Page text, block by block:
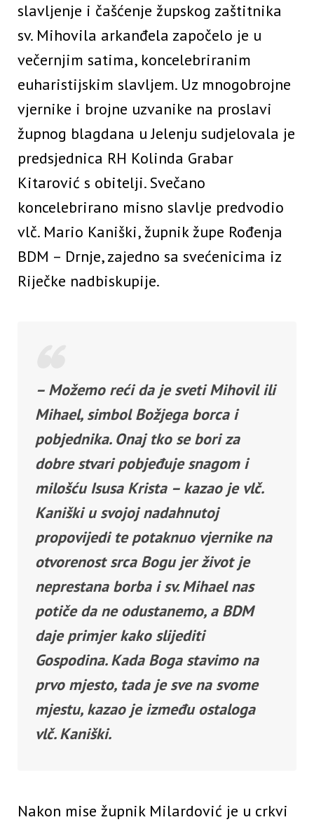
slavljenje i čašćenje župskog zaštitnika
sv. Mihovila arkanđela započelo je u
večernjim satima, koncelebriranim
euharistijskim slavljem. Uz mnogobrojne
vjernike i brojne uzvanike na proslavi
župnog blagdana u Jelenju sudjelovala je
predsjednica RH Kolinda Grabar
Kitarović s obitelji. Svečano
koncelebrirano misno slavlje predvodio
vlč. Mario Kaniški, župnik župe Rođenja
BDM – Drnje, zajedno sa svećenicima iz
Riječke nadbiskupije.
– Možemo reći da je sveti Mihovil ili
Mihael, simbol Božjega borca i
pobjednika. Onaj tko se bori za
dobre stvari pobjeđuje snagom i
milošću Isusa Krista – kazao je vlč.
Kaniški u svojoj nadahnutoj
propovijedi te potaknuo vjernike na
otvorenost srca Bogu jer život je
neprestana borba i sv. Mihael nas
potiče da ne odustanemo, a BDM
daje primjer kako slijediti
Gospodina. Kada Boga stavimo na
prvo mjesto, tada je sve na svome
mjestu, kazao je između ostaloga
vlč. Kaniški.
Nakon mise župnik Milardović je u crkvi